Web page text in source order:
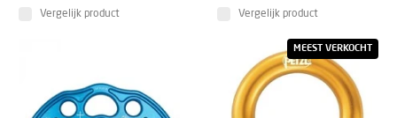
Vergelijk product Vergelijk product
MEEST VERKOCHT